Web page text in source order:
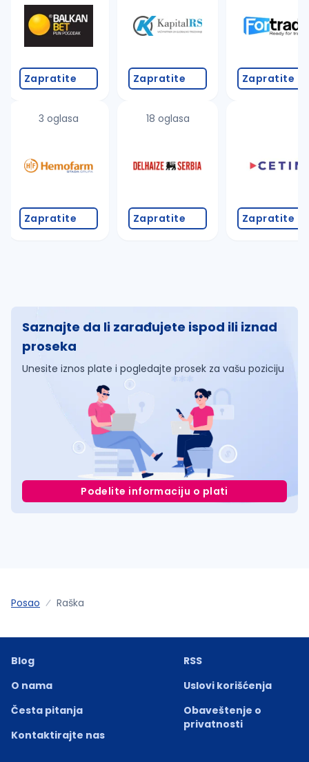
Zapratite
3 oglasa
Zapratite
Zapratite
18 oglasa
Zapratite
Zapratite
Zapratite
Saznajte da li zarađujete ispod ili iznad
proseka
Unesite iznos plate i pogledajte prosek za vašu poziciju
Podelite informaciju o plati
Posao Raška
Blog
O nama
Česta pitanja
Kontaktirajte nas
RSS
Uslovi korišćenja
Obaveštenje o
privatnosti